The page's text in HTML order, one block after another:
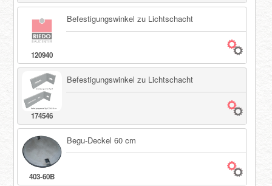
120940
Befestigungswinkel zu Lichtschacht
174546
Befestigungswinkel zu Lichtschacht
403-60B
Begu-Deckel 60 cm